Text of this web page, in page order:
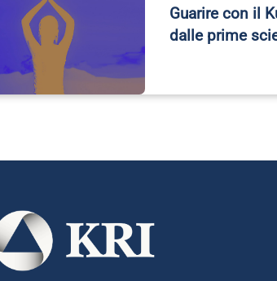
Guarire con il
dalle prime